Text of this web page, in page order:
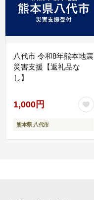
八代市 令和8年熊本地震
災害支援【返礼品な
し】
1,000円
熊本県 八代市